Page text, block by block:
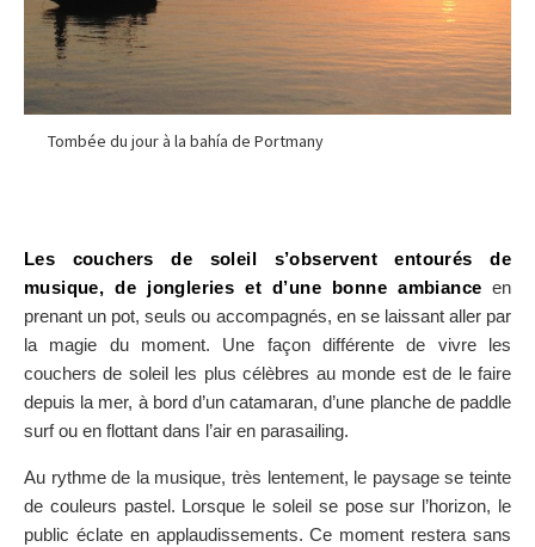
Tombée du jour à la bahía de Portmany
Les couchers de soleil s’observent entourés de
musique, de jongleries et d’une bonne ambiance en
prenant un pot, seuls ou accompagnés, en se laissant aller par
la magie du moment. Une façon différente de vivre les
couchers de soleil les plus célèbres au monde est de le faire
depuis la mer, à bord d’un catamaran, d’une planche de paddle
surf ou en flottant dans l’air en parasailing.
Au rythme de la musique, très lentement, le paysage se teinte
de couleurs pastel. Lorsque le soleil se pose sur l’horizon, le
public éclate en applaudissements. Ce moment restera sans